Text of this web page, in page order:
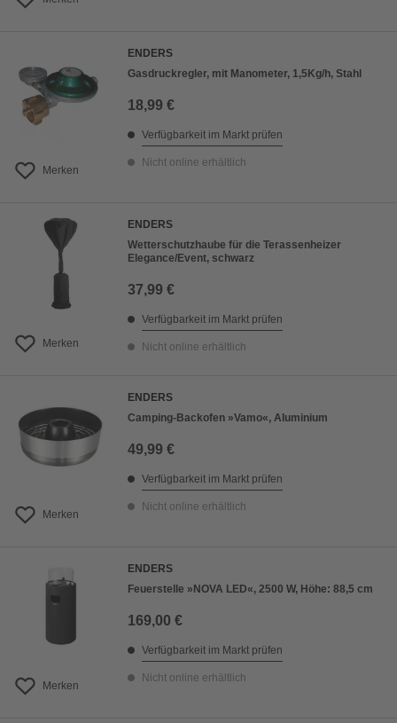
Merken
ENDERS
Gasdruckregler, mit Manometer, 1,5Kg/h, Stahl
18,99 €
Verfügbarkeit im Markt prüfen
Nicht online erhältlich
Merken
ENDERS
Wetterschutzhaube für die Terassenheizer
Elegance/Event, schwarz
37,99 €
Verfügbarkeit im Markt prüfen
Nicht online erhältlich
Merken
ENDERS
Camping-Backofen »Vamo«, Aluminium
49,99 €
Verfügbarkeit im Markt prüfen
Nicht online erhältlich
Merken
ENDERS
Feuerstelle »NOVA LED«, 2500 W, Höhe: 88,5 cm
169,00 €
Verfügbarkeit im Markt prüfen
Nicht online erhältlich